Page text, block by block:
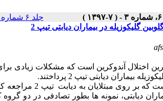
جلد ۶ شماره ۳ صفحات ۵۱۶-۵۰۸
گلیکوزیله در بیماران دیابتی تیپ 2
اختلال آندوکرین است که مشکلات زیادی برای
دیابتی تیپ 2 پرداختند.
به دیابت تیپ 2 مراجعه کننده به
دیابتی، نمونه ها بطور تصادفی در دو گروه